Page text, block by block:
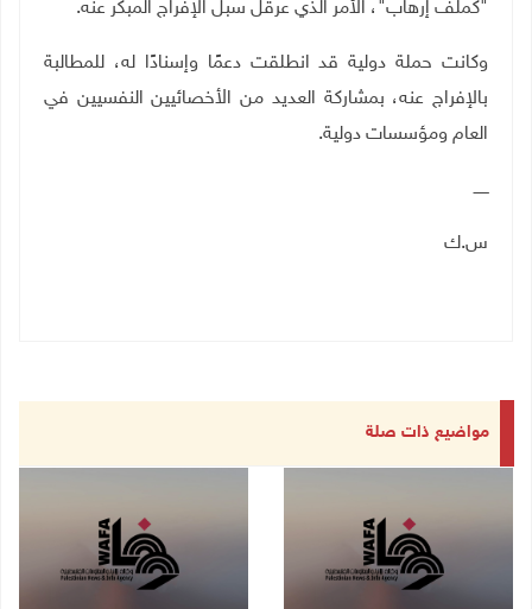
"كملف إرهاب"، الأمر الذي عرقل سبل الإفراج المبكر عنه.
وكانت حملة دولية قد انطلقت دعمًا وإسنادًا له، للمطالبة
بالإفراج عنه، بمشاركة العديد من الأخصائيين النفسيين في
العام ومؤسسات دولية.
ــــــ
س.ك
مواضيع ذات صلة